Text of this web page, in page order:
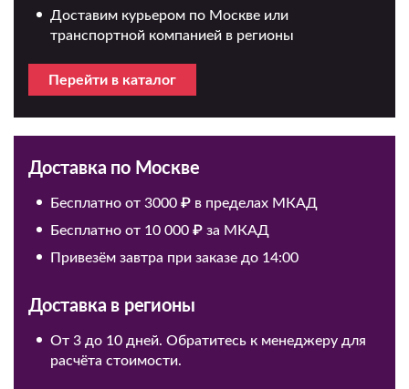
Доставим курьером по Москве или
транспортной компанией в регионы
Перейти в каталог
Доставка по Москве
Бесплатно от 3000 ₽ в пределах МКАД
Бесплатно от 10 000 ₽ за МКАД
Привезём завтра при заказе до 14:00
Доставка в регионы
От 3 до 10 дней. Обратитесь к менеджеру для
расчёта стоимости.